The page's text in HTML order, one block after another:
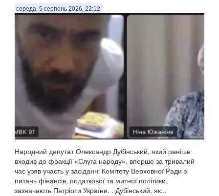
середа, 5 серпень 2026, 22:12
Народний депутат Олександр Дубінський, який раніше
входив до фракції «Слуга народу», вперше за тривалий
час узяв участь у засіданні Комітету Верховної Ради з
питань фінансів, податкової та митної політики,
зазначають Патріоти України. . Дубінський, як...